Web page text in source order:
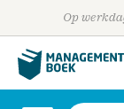
Op